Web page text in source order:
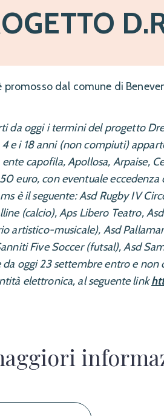
promosso dal comune di
da oggi i termini del progetto
e i 18 anni (non compiuti)
capofila, Apollosa, Arpaise,
euro, con eventuale
è il seguente: Asd Rugby IV
(calcio), Aps Libero Teatro,
musicale), Asd
Five Soccer (futsal), Asd
oggi 23 settembre entro e
elettronica, al seguente link